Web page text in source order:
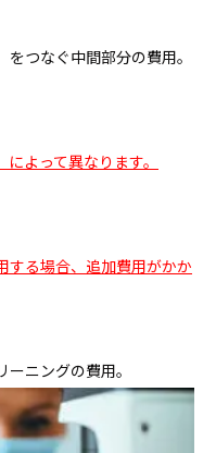
つなぐ中間部分の費用。
よって異なります。
する場合、追加費用がかか
ニングの費用。